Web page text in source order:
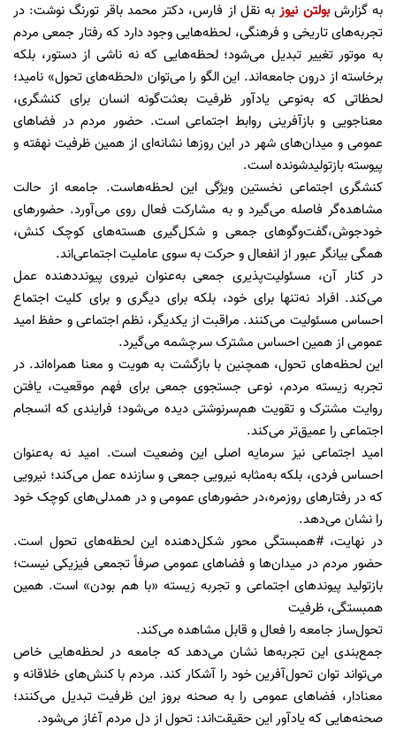
به گزارشبولتن نیوزبه نقل از فارس، دکتر محمد باقر تورنگ نوشت: در
تجربه‌های تاریخی و فرهنگی، لحظه‌هایی وجود دارد که رفتار جمعی مردم
به موتور تغییر تبدیل می‌شود؛ لحظه‌هایی که نه ناشی از دستور، بلکه
برخاسته از درون جامعه‌اند. این الگو را می‌توان «لحظه‌های تحول» نامید؛
لحظاتی که به‌نوعی یادآور ظرفیت بعثت‌گونه انسان برای کنشگری،
معناجویی و بازآفرینی روابط اجتماعی است. حضور مردم در فضاهای
عمومی و میدان‌های شهر در این روزها نشانه‌ای از همین ظرفیت نهفته و
پیوسته بازتولیدشونده است.
کنشگری اجتماعی نخستین ویژگی این لحظه‌هاست. جامعه از حالت
مشاهده‌گر فاصله می‌گیرد و به مشارکت فعال روی می‌آورد. حضورهای
خودجوش،گفت‌وگوهای جمعی و شکل‌گیری هسته‌های کوچک کنش،
همگی بیانگر عبور از انفعال و حرکت به سوی عاملیت اجتماعی‌اند.
در کنار آن، مسئولیت‌پذیری جمعی به‌عنوان نیروی پیونددهنده عمل
می‌کند. افراد نه‌تنها برای خود، بلکه برای دیگری و برای کلیت اجتماع
احساس مسئولیت می‌کنند. مراقبت از یکدیگر، نظم اجتماعی و حفظ امید
عمومی از همین احساس مشترک سرچشمه می‌گیرد.
این لحظه‌های تحول، همچنین با بازگشت به هویت و معنا همراه‌اند. در
تجربه زیسته مردم، نوعی جستجوی جمعی برای فهم موقعیت، یافتن
روایت مشترک و تقویت هم‌سرنوشتی دیده می‌شود؛ فرایندی که انسجام
اجتماعی را عمیق‌تر می‌کند.
امید اجتماعی نیز سرمایه اصلی این وضعیت است. امید نه به‌عنوان
احساس فردی، بلکه به‌مثابه نیرویی جمعی و سازنده عمل می‌کند؛ نیرویی
که در رفتارهای روزمره،در حضورهای عمومی و در همدلی‌های کوچک خود
را نشان می‌دهد.
در نهایت، #همبستگی محور شکل‌دهنده این لحظه‌های تحول است.
حضور مردم در میدان‌ها و فضاهای عمومی صرفاً تجمعی فیزیکی نیست؛
بازتولید پیوندهای اجتماعی و تجربه زیسته «با هم بودن» است. همین
همبستگی، ظرفیت
تحول‌ساز جامعه را فعال و قابل مشاهده می‌کند.
جمع‌بندی این تجربه‌ها نشان می‌دهد که جامعه در لحظه‌هایی خاص
می‌تواند توان تحول‌آفرین خود را آشکار کند. مردم با کنش‌های خلاقانه و
معنادار، فضاهای عمومی را به صحنه بروز این ظرفیت تبدیل می‌کنند؛
صحنه‌هایی که یادآور این حقیقت‌اند: تحول از دل مردم آغاز می‌شود.